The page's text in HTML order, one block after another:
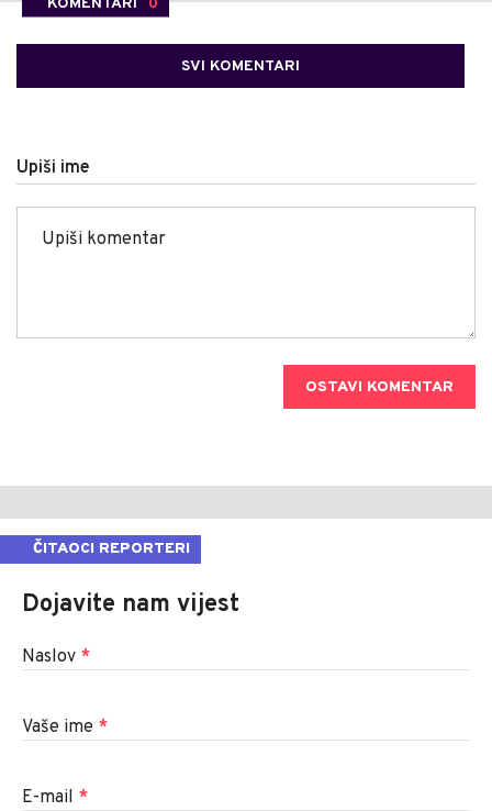
SVI KOMENTARI
Upiši ime
OSTAVI KOMENTAR
ČITAOCI REPORTERI
Dojavite nam vijest
Naslov *
Vaše ime *
E-mail *